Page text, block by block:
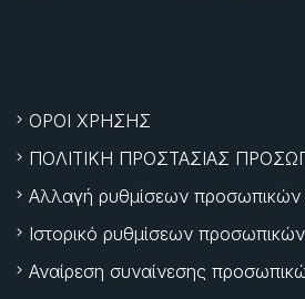
ΟΡΟΙ ΧΡΗΣΗΣ
ΠΟΛΙΤΙΚΗ ΠΡΟΣΤΑΣΙΑΣ
Αλλαγή ρυθμίσεων
Ιστορικό ρυθμίσεων
Αναίρεση συναίνεσης